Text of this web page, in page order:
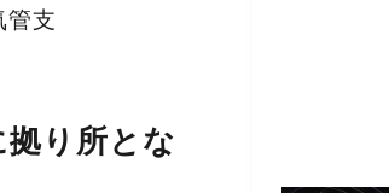
支
拠り所とな